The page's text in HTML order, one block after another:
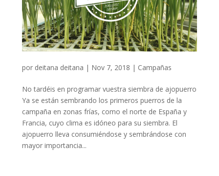
por deitana deitana | Nov 7, 2018 | Campañas
No tardéis en programar vuestra siembra de ajopuerro
Ya se están sembrando los primeros puerros de la
campaña en zonas frías, como el norte de España y
Francia, cuyo clima es idóneo para su siembra. El
ajopuerro lleva consumiéndose y sembrándose con
mayor importancia...